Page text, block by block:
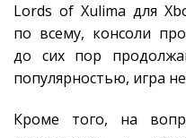
Lords of Xulima для
по всему, консоли
до сих пор
популярностью, игра
Кроме того, на